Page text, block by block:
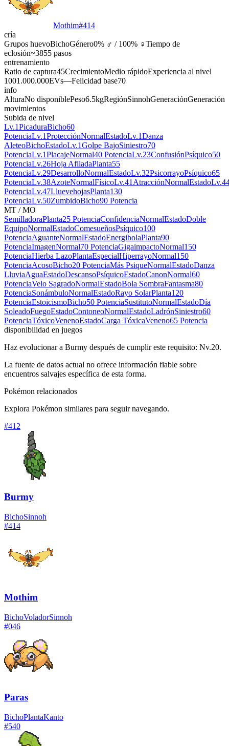
Mothim#414
cría
Grupos huevoBichoGénero0% ♂ / 100% ♀Tiempo de
eclosión~3855 pasos
entrenamiento
Ratio de captura45CrecimientoMedio rápidoExperiencia al nivel
1001.000.000EVs—Felicidad base70
info
AlturaNo disponiblePeso6.5kgRegiónSinnohGeneraciónGeneración
movimientos
Subida de nivel
Lv.1PicaduraBicho60
PotenciaLv.1ProtecciónNormalEstadoLv.1Danza
AleteoBichoEstadoLv.1Golpe BajoSiniestro70
PotenciaLv.1PlacajeNormal40 PotenciaLv.23ConfusiónPsíquico50
PotenciaLv.26Hoja AfiladaPlanta55
PotenciaLv.29DesarrolloNormalEstadoLv.32PsicorrayoPsíquico65
PotenciaLv.38AzoteNormalFísicoLv.41 AtracciónNormalEstado
PotenciaLv.47LluevehojasPlanta130
PotenciaLv.50ZumbidoBicho90 Potencia
MT / MO
SemilladoraPlanta25 PotenciaConfidenciaNormalEstadoDoble
EquipoNormalEstadoComesueñosPsíquico100
PotenciaAguanteNormalEstadoEnergibolaPlanta90
PotenciaImagenNormal70 PotenciaGigaimpactoNormal150
PotenciaHierba LazoPlantaEspecialHiperrayoNormal150
PotenciaAcosoBicho20 PotenciaMás PsiqueNormalEstadoDanza
LluviaAguaEstadoDescansoPsíquicoEstadoCanonNormal60
PotenciaVelo SagradoNormalEstadoBola SombraFantasma80
PotenciaSonámbuloNormalEstadoRayo SolarPlanta120
PotenciaEstoicismoBicho50 PotenciaSustitutoNormalEstadoDía
SoleadoFuegoEstadoContoneoNormalEstadoLadrónSiniestro60
PotenciaTóxicoVenenoEstadoCarga TóxicaVeneno65 Potencia
disponibilidad en juegos
Haz evolucionar a Burmy después de cumplir este requisito: Nv.20.
La fuente de datos actual no ofrece información fiable sobre
encuentros salvajes específica de esta forma.
Pokémon relacionados
Explora Pokémon similares para seguir navegando.
#412
Burmy
BichoSinnoh
#414
Mothim
BichoVoladorSinnoh
#046
Paras
BichoPlantaKanto
#540